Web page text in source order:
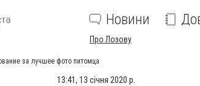
Новини
Про Лозову
за лучшее фото питомца
13:41, 13 січня 2020 р.